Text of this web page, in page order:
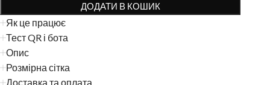
ДОДАТИ В КОШИК
Як це працює
Тест QR і бота
Опис
Розмірна сітка
Доставка та оплата